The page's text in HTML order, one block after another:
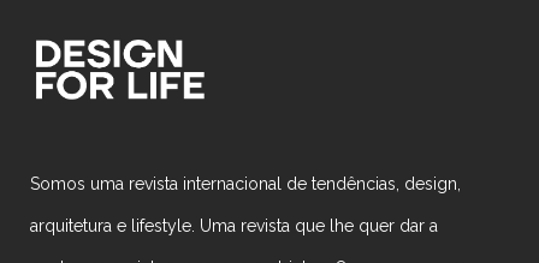
Somos uma revista internacional de tendências, design,
arquitetura e lifestyle. Uma revista que lhe quer dar a